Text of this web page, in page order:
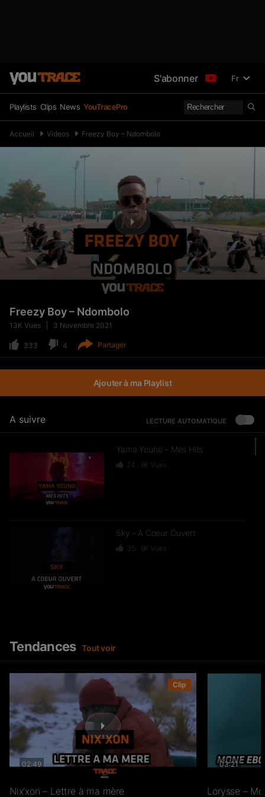
S'abonner Fr
Playlists Clips News YouTracePro
Accueil Videos Freezy Boy – Ndombolo
Freezy Boy – Ndombolo
13K Vues 3 Novembre 2021
333 4 Partager
Ajouter à ma Playlist
A suivre LECTURE AUTOMATIQUE
Yama Youno – Mes Hits
24 8K Vues
Sky – A Coeur Ouvert
35 6K Vues
GKBL – Bella Makossa
75 11.2K
Jiij – Altitude
Tendances Tout voir
02:49
Clip
Nix’xon – Lettre à ma mère
03:21
Lorysse –